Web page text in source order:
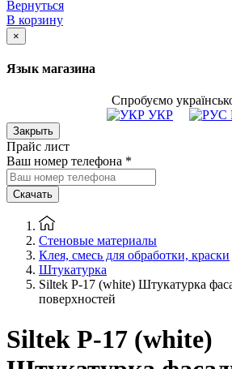
Вернуться
В корзину
×
Язык магазина
Спробуємо
УКР
Закрыть
Прайс лист
Ваш номер телефона *
Скачать
Стеновые материалы
Клея, смесь для обработки, краски
Штукатурка
Siltek P-17 (white) Штукатурка
поверхностей
Siltek P-17 (white)